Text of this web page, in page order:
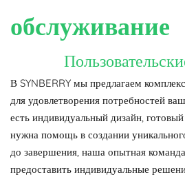
обслуживание
В SYNBERRY мы предлагаем
для удовлетворения потребностей
есть индивидуальный дизайн,
нужна помощь в создании
до завершения, наша опытная команда
предоставить индивидуальные